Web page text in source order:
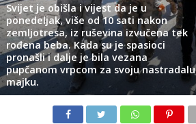
Svijet je obišla i vijest da je u
ponedeljak, više od 10 sati nakon
zemljotresa, iz ruševina izvučena tek
rođena beba. Kada su je spasioci
pronašli i dalje je bila vezana
pupčanom vrpcom za svoju nastradalu
majku.